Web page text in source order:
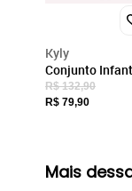
Kyly
Conjunto
Borboletas Kyly
R$ 132,90
R$ 79,90
Mais